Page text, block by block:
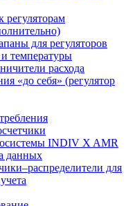
регуляторам
для регуляторов
и температуры
расхода
«до себя» (регулятор
INDIV X AMR
данных
для